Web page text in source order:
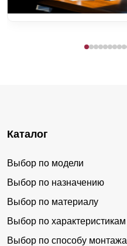
Каталог
Выбор по модели
Выбор по назначению
Выбор по материалу
Выбор по характеристикам
Выбор по способу монтажа